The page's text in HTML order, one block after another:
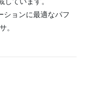
ョンに最適なパフ
。